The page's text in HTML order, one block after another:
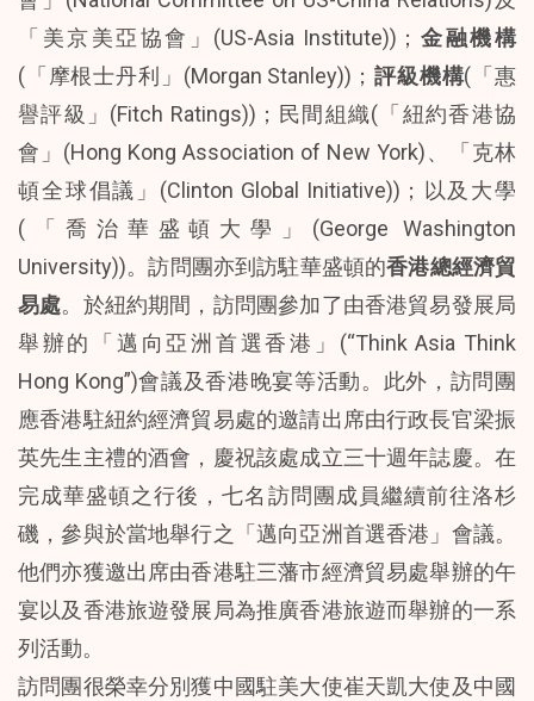
「美京美亞協會」(US-Asia Institute))； 金融機構
(「摩根士丹利」(Morgan Stanley))； 評級機構(「惠
譽評級」(Fitch Ratings))；民間組織(「紐約香港協
會」(Hong Kong Association of New York)、「克林
頓全球倡議」(Clinton Global Initiative))；以及大學
(「喬治華盛頓大學」(George Washington
University))。訪問團亦到訪駐華盛頓的香港總經濟貿
易處。於紐約期間，訪問團參加了由香港貿易發展局
舉辦的「邁向亞洲首選香港」(“Think Asia Think
Hong Kong”)會議及香港晚宴等活動。此外，訪問團
應香港駐紐約經濟貿易處的邀請出席由行政長官梁振
英先生主禮的酒會，慶祝該處成立三十週年誌慶。在
完成華盛頓之行後，七名訪問團成員繼續前往洛杉
磯，參與於當地舉行之「邁向亞洲首選香港」會議。
他們亦獲邀出席由香港駐三藩市經濟貿易處舉辦的午
宴以及香港旅遊發展局為推廣香港旅遊而舉辦的一系
列活動。
訪問團很榮幸分別獲中國駐美大使崔天凱大使及中國